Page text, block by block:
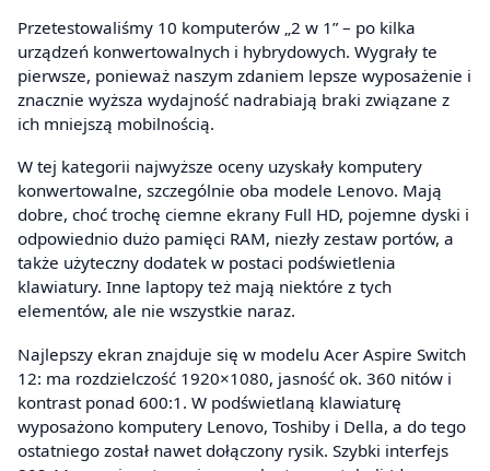
Przetestowaliśmy 10 komputerów „2 w 1” – po kilka
urządzeń konwertowalnych i hybrydowych. Wygrały te
pierwsze, ponieważ naszym zdaniem lepsze wyposażenie i
znacznie wyższa wydajność nadrabiają braki związane z
ich mniejszą mobilnością.
W tej kategorii najwyższe oceny uzyskały komputery
konwertowalne, szczególnie oba modele Lenovo. Mają
dobre, choć trochę ciemne ekrany Full HD, pojemne dyski i
odpowiednio dużo pamięci RAM, niezły zestaw portów, a
także użyteczny dodatek w postaci podświetlenia
klawiatury. Inne laptopy też mają niektóre z tych
elementów, ale nie wszystkie naraz.
Najlepszy ekran znajduje się w modelu Acer Aspire Switch
12: ma rozdzielczość 1920×1080, jasność ok. 360 nitów i
kontrast ponad 600:1. W podświetlaną klawiaturę
wyposażono komputery Lenovo, Toshiby i Della, a do tego
ostatniego został nawet dołączony rysik. Szybki interfejs